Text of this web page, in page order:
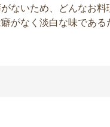
ないため、どんなお
がなく淡白な味である